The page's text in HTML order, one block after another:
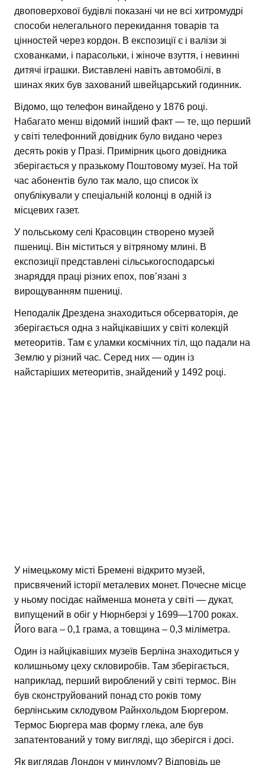
двоповерхової будівлі показані чи не всі хитромудрі
способи нелегального перекидання товарів та
цінностей через кордон. В експозиції є і валізи зі
схованками, і парасольки, і жіноче взуття, і невинні
дитячі іграшки. Виставлені навіть автомобілі, в
шинах яких був захований швейцарський годинник.
Відомо, що телефон винайдено у 1876 році.
Набагато менш відомий інший факт — те, що перший
у світі телефонний довідник було видано через
десять років у Празі. Примірник цього довідника
зберігається у празькому Поштовому музеї. На той
час абонентів було так мало, що список їх
опублікували у спеціальній колонці в одній із
місцевих газет.
У польському селі Красовцин створено музей
пшениці. Він міститься у вітряному млині. В
експозиції представлені сільськогосподарські
знаряддя праці різних епох, пов’язані з
вирощуванням пшениці.
Неподалік Дрездена знаходиться обсерваторія, де
зберігається одна з найцікавіших у світі колекцій
метеоритів. Там є уламки космічних тіл, що падали на
Землю у різний час. Серед них — один із
найстаріших метеоритів, знайдений у 1492 році.
У німецькому місті Бремені відкрито музей,
присвячений історії металевих монет. Почесне місце
у ньому посідає найменша монета у світі — дукат,
випущений в обіг у Нюрнберзі у 1699—1700 роках.
Його вага – 0,1 грама, а товщина – 0,3 міліметра.
Один із найцікавіших музеїв Берліна знаходиться у
колишньому цеху скловиробів. Там зберігається,
наприклад, перший вироблений у світі термос. Він
був сконструйований понад сто років тому
берлінським склодувом Райнхольдом Бюргером.
Термос Бюргера мав форму глека, але був
запатентований у тому вигляді, що зберігся і досі.
Як виглядав Лондон у минулому? Відповідь це